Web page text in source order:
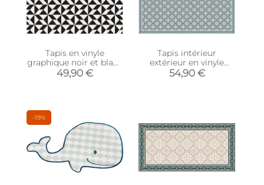
Tapis en vinyle
graphique noir et blanc
(140 x 70 cm)
49,90 €
Tapis intérieur
extérieur en vinyle
carreaux portuguais
(140 x 70 cm)
54,90 €
-19%